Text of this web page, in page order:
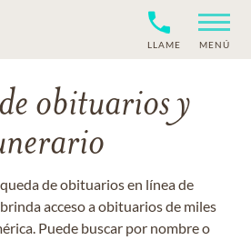
LLAME MENÚ
obituarios y
de obituarios en línea de
acceso a obituarios de miles
Puede buscar por nombre o